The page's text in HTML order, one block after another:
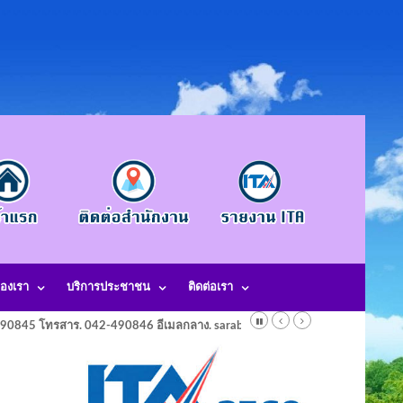
งเรา บริการประชาชน ติดต่อเรา
โทรสาร. 042-490846 อีเมลกลาง. saraban@laotangkham.go.th